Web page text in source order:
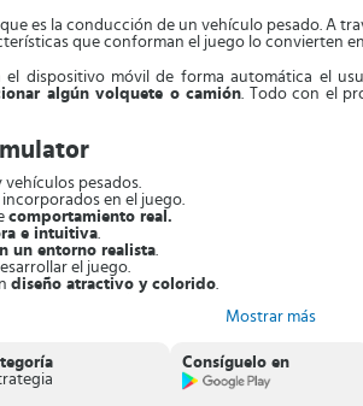
es la conducción de un vehículo pesado. A
que conforman el juego lo convierten
dispositivo móvil de forma automática el
algún volquete o camión. Todo con el
vehículos pesados.
en el juego.
comportamiento real.
e intuitiva.
un entorno realista.
el juego.
diseño atractivo y colorido.
Mostrar más
Consíguelo en